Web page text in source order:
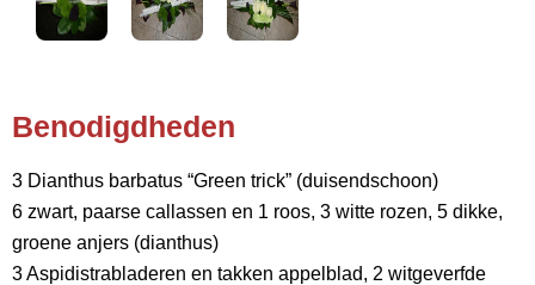
Benodigdheden
3 Dianthus barbatus “Green trick” (duisendschoon)
6 zwart, paarse callassen en 1 roos, 3 witte rozen, 5 dikke,
groene anjers (dianthus)
3 Aspidistrabladeren en takken appelblad, 2 witgeverfde